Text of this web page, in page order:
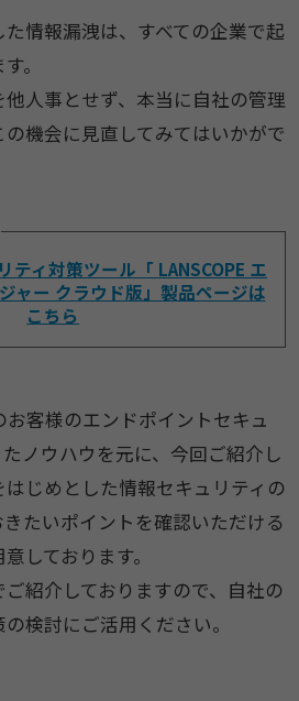
情報漏洩は、すべての企業で起
。
人事とせず、本当に自社の管理
機会に見直してみてはいかがで
ティ対策ツール「 LANSCOPE エ
ャー クラウド版」製品ページは
こちら
客様のエンドポイントセキュ
ノウハウを元に、今回ご紹介し
じめとした情報セキュリティの
たいポイントを確認いただける
しております。
紹介しておりますので、自社の
検討にご活用ください。